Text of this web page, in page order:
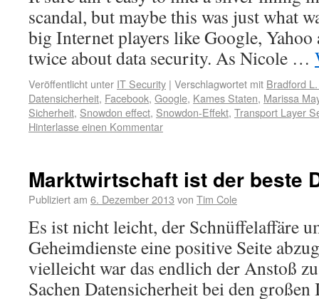
scandal, but maybe this was just what
big Internet players like Google,
twice about data security. As Nicole …
Veröffentlicht unter IT Security | Verschlagwortet mit Bradford
Datensicherheit, Facebook, Google, Kames Staten, Marissa
Sicherheit, Snowdon effect, Snowdon-Effekt, Transport Layer
Hinterlasse einen Kommentar
Marktwirtschaft ist der beste
Publiziert am 6. Dezember 2013 von Tim Cole
Es ist nicht leicht, der Schnüffelaffäre
Geheimdienste eine positive Seite
vielleicht war das endlich der Anstoß
Sachen Datensicherheit bei den